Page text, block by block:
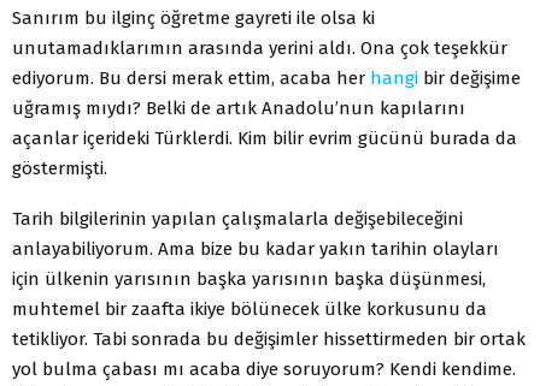
Sanırım bu ilginç öğretme gayreti ile olsa ki
unutamadıklarımın arasında yerini aldı. Ona çok teşekkür
ediyorum. Bu dersi merak ettim, acaba her hangi bir değişime
uğramış mıydı? Belki de artık Anadolu’nun kapılarını
açanlar içerideki Türklerdi. Kim bilir evrim gücünü burada da
göstermişti.
Tarih bilgilerinin yapılan çalışmalarla değişebileceğini
anlayabiliyorum. Ama bize bu kadar yakın tarihin olayları
için ülkenin yarısının başka yarısının başka düşünmesi,
muhtemel bir zaafta ikiye bölünecek ülke korkusunu da
tetikliyor. Tabi sonrada bu değişimler hissettirmeden bir ortak
yol bulma çabası mı acaba diye soruyorum? Kendi kendime.